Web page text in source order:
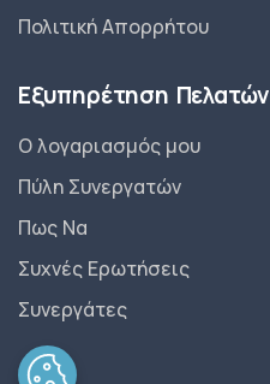
Πολιτική Απορρήτου
Εξυπηρέτηση Πελατών
Ο λογαριασμός μου
Πύλη Συνεργατών
Πως Να
Συχνές Ερωτήσεις
Συνεργάτες